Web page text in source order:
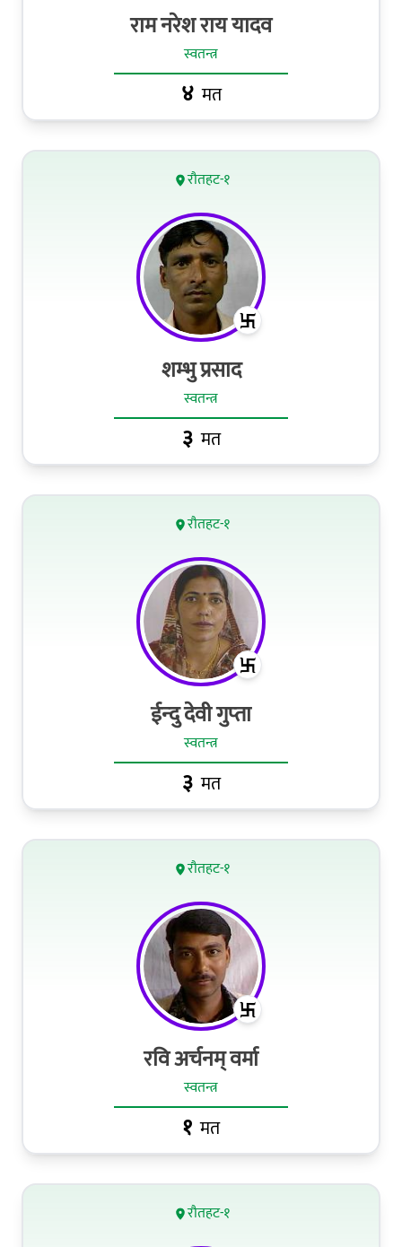
राम नरेश राय यादव
स्वतन्त्र
४ मत
रौतहट-१
शम्भु प्रसाद
स्वतन्त्र
३ मत
रौतहट-१
ईन्‍दु देवी गुप्‍ता
स्वतन्त्र
३ मत
रौतहट-१
रवि अर्चनम् वर्मा
स्वतन्त्र
१ मत
रौतहट-१